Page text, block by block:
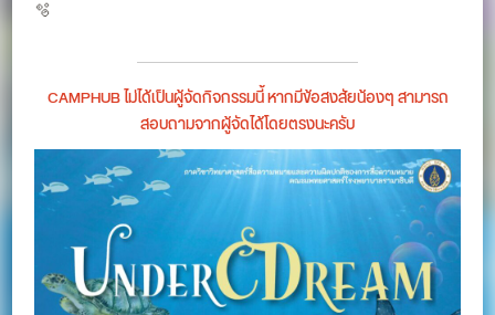
🫧
CAMPHUB ไม่ได้เป็นผู้จัดกิจกรรมนี้ หากมีข้อสงสัยน้องๆ สามารถ
สอบถามจากผู้จัดได้โดยตรงนะครับ